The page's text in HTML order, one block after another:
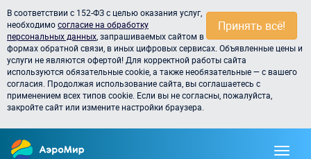
Принять всё!
В соответствии с 152-ФЗ с целью оказания услуг,
необходимосогласие на обработку
персональных данных , запрашиваемых сайтом в
формах обратной связи, в иных цифровых сервисах. Объявленные цены и
услуги не являются офертой! Для корректной работы сайта
используются обязательные cookie, а также необязательные — с вашего
согласия. Продолжая использование сайта, вы соглашаетесь с
применением всех типов cookie. Если вы не согласны, пожалуйста,
закройте сайт или измените настройки браузера.